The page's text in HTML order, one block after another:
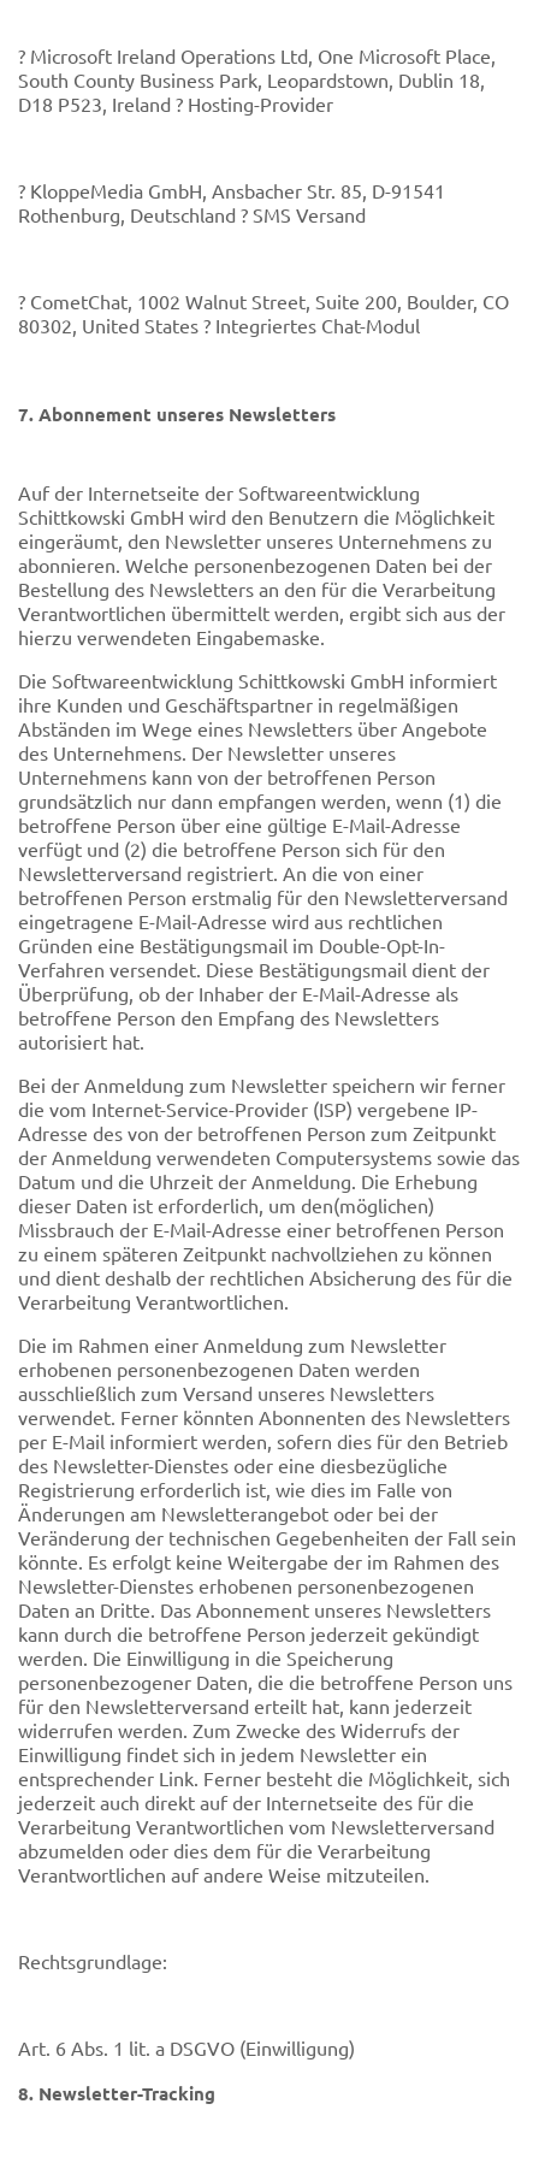
? Microsoft Ireland Operations Ltd, One Microsoft Place,
South County Business Park, Leopardstown, Dublin 18,
D18 P523, Ireland ? Hosting-Provider
? KloppeMedia GmbH, Ansbacher Str. 85, D-91541
Rothenburg, Deutschland ? SMS Versand
? CometChat, 1002 Walnut Street, Suite 200, Boulder, CO
80302, United States ? Integriertes Chat-Modul
7. Abonnement unseres Newsletters
Auf der Internetseite der Softwareentwicklung
Schittkowski GmbH wird den Benutzern die Möglichkeit
eingeräumt, den Newsletter unseres Unternehmens zu
abonnieren. Welche personenbezogenen Daten bei der
Bestellung des Newsletters an den für die Verarbeitung
Verantwortlichen übermittelt werden, ergibt sich aus der
hierzu verwendeten Eingabemaske.
Die Softwareentwicklung Schittkowski GmbH informiert
ihre Kunden und Geschäftspartner in regelmäßigen
Abständen im Wege eines Newsletters über Angebote
des Unternehmens. Der Newsletter unseres
Unternehmens kann von der betroffenen Person
grundsätzlich nur dann empfangen werden, wenn (1) die
betroffene Person über eine gültige E-Mail-Adresse
verfügt und (2) die betroffene Person sich für den
Newsletterversand registriert. An die von einer
betroffenen Person erstmalig für den Newsletterversand
eingetragene E-Mail-Adresse wird aus rechtlichen
Gründen eine Bestätigungsmail im Double-Opt-In-
Verfahren versendet. Diese Bestätigungsmail dient der
Überprüfung, ob der Inhaber der E-Mail-Adresse als
betroffene Person den Empfang des Newsletters
autorisiert hat.
Bei der Anmeldung zum Newsletter speichern wir ferner
die vom Internet-Service-Provider (ISP) vergebene IP-
Adresse des von der betroffenen Person zum Zeitpunkt
der Anmeldung verwendeten Computersystems sowie das
Datum und die Uhrzeit der Anmeldung. Die Erhebung
dieser Daten ist erforderlich, um den(möglichen)
Missbrauch der E-Mail-Adresse einer betroffenen Person
zu einem späteren Zeitpunkt nachvollziehen zu können
und dient deshalb der rechtlichen Absicherung des für die
Verarbeitung Verantwortlichen.
Die im Rahmen einer Anmeldung zum Newsletter
erhobenen personenbezogenen Daten werden
ausschließlich zum Versand unseres Newsletters
verwendet. Ferner könnten Abonnenten des Newsletters
per E-Mail informiert werden, sofern dies für den Betrieb
des Newsletter-Dienstes oder eine diesbezügliche
Registrierung erforderlich ist, wie dies im Falle von
Änderungen am Newsletterangebot oder bei der
Veränderung der technischen Gegebenheiten der Fall sein
könnte. Es erfolgt keine Weitergabe der im Rahmen des
Newsletter-Dienstes erhobenen personenbezogenen
Daten an Dritte. Das Abonnement unseres Newsletters
kann durch die betroffene Person jederzeit gekündigt
werden. Die Einwilligung in die Speicherung
personenbezogener Daten, die die betroffene Person uns
für den Newsletterversand erteilt hat, kann jederzeit
widerrufen werden. Zum Zwecke des Widerrufs der
Einwilligung findet sich in jedem Newsletter ein
entsprechender Link. Ferner besteht die Möglichkeit, sich
jederzeit auch direkt auf der Internetseite des für die
Verarbeitung Verantwortlichen vom Newsletterversand
abzumelden oder dies dem für die Verarbeitung
Verantwortlichen auf andere Weise mitzuteilen.
Rechtsgrundlage:
Art. 6 Abs. 1 lit. a DSGVO (Einwilligung)
8. Newsletter-Tracking